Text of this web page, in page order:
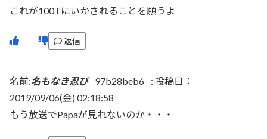
これが100Tにいかされることを願うよ
返信
名前:名もなき忍び 97b28beb6 : 投稿日：
2019/09/06(金) 02:18:58
もう放送でPapaが見れないのか・・・